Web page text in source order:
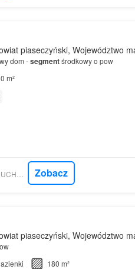
piaseczyński, Województwo
dom -segmentśrodkowy o pow
m²
GRATKA - BIURO NIERUCHOMOŚCI PROPERCO Zobacz
piaseczyński, Województwo
180 m²